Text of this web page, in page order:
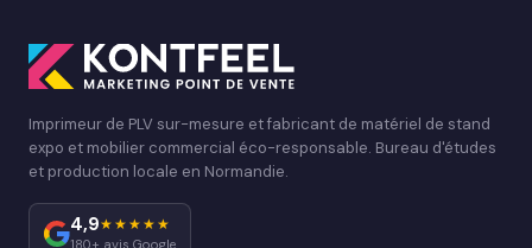
Imprimeur de PLV sur-mesure et fabricant de matériel de stand
expo et mobilier commercial éco-responsable. Bureau d'études
et production locale en Normandie.
4,9★★★★★
180+ avis Google